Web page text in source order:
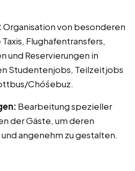
Organisation von besonderen
Flughafentransfers,
und Reservierungen in
Studentenjobs, Teilzeitjobs
Chóśebuz.
Bearbeitung spezieller
der Gäste, um deren
angenehm zu gestalten.